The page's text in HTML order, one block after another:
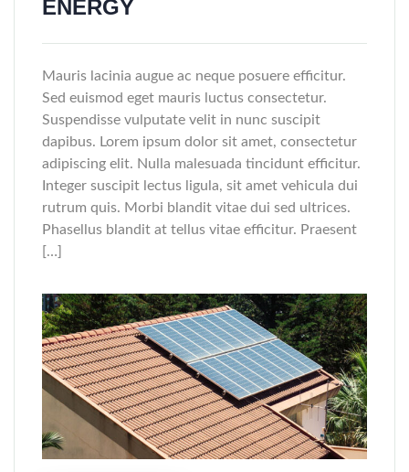
ENERGY
Mauris lacinia augue ac neque posuere efficitur.
Sed euismod eget mauris luctus consectetur.
Suspendisse vulputate velit in nunc suscipit
dapibus. Lorem ipsum dolor sit amet, consectetur
adipiscing elit. Nulla malesuada tincidunt efficitur.
Integer suscipit lectus ligula, sit amet vehicula dui
rutrum quis. Morbi blandit vitae dui sed ultrices.
Phasellus blandit at tellus vitae efficitur. Praesent
[…]